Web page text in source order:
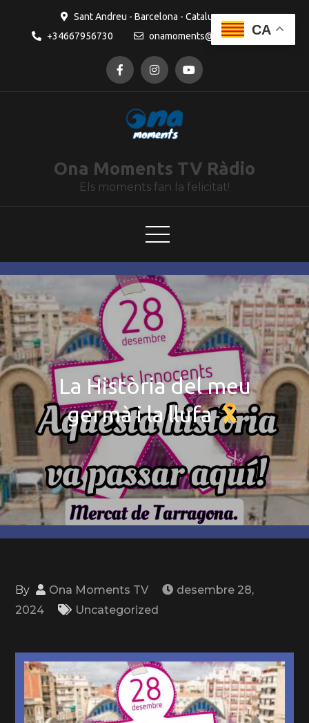
Sant Andreu - Barcelona - Catalunya
+34667956730
onamoments@gmail.com
Ona Moments TV Ràdio
Els moments fan la felicitat!
La Història del meu
germà i la llufa
By Ona Moments TV
desembre 28,
2024
Uncategorized
CA